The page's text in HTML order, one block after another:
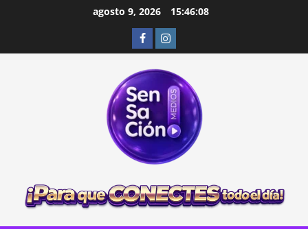
agosto 9, 2026 15:46:10
FacebookInstagram